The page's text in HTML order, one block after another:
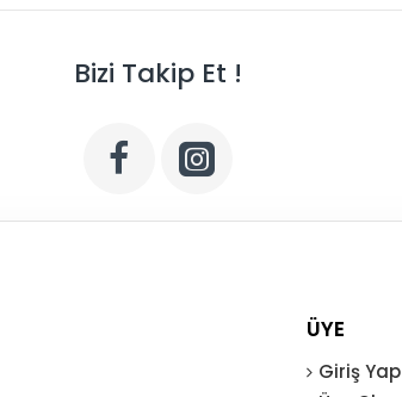
Bizi Takip Et !
ÜYE
Giriş Yap